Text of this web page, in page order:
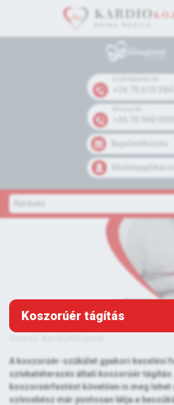
Bejelentkezés
Mobilapplikáció
Koszorúér tágítás
A koszorúér-szűkület gyakori kezelési
szívkatéterezés általi koszorúér tágítás.
koszorúérfestést követően is meg lehet
szívsebész már pontosan látja a